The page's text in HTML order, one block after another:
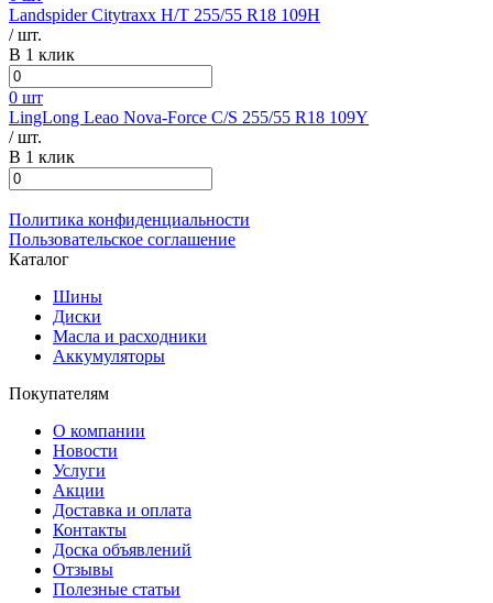
Landspider Citytraxx H/T 255/55 R18 109H
/ шт.
В 1 клик
0 шт
LingLong Leao Nova-Force C/S 255/55 R18 109Y
/ шт.
В 1 клик
Политика конфиденциальности
Пользовательское соглашение
Каталог
Шины
Диски
Масла и расходники
Аккумуляторы
Покупателям
О компании
Новости
Услуги
Акции
Доставка и оплата
Контакты
Доска объявлений
Отзывы
Полезные статьи